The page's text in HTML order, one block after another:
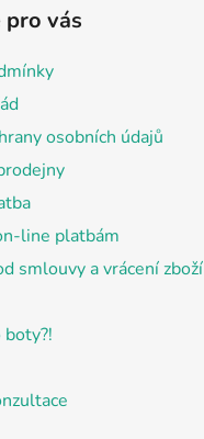
vás
osobních údajů
line platbám
smlouvy a vrácení zboží
boty?!